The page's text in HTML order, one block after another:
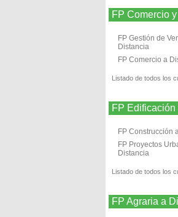
FP Comercio
FP Gestión de
Distancia
FP Comercio a
Listado de todos los
FP
FP Construcción
FP Proyectos
Distancia
Listado de todos los
FP Agraria a